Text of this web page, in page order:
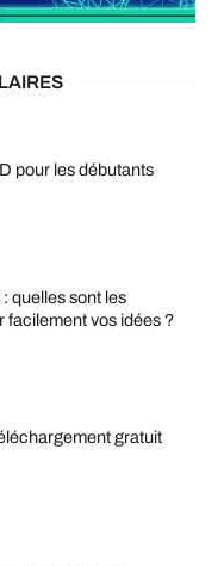
pour les débutants
quelles sont les
facilement vos idées ?
gratuit